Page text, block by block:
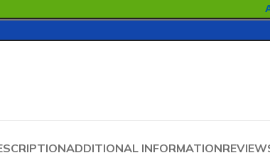
ADDITIONAL INFORMATION